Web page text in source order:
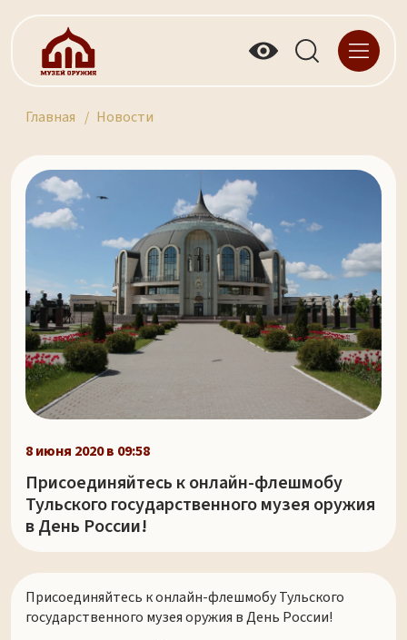
Главная Новости
8 июня 2020 в 09:58
Присоединяйтесь к онлайн-флешмобу
Тульского государственного музея оружия
в День России!
Присоединяйтесь к онлайн-флешмобу Тульского
государственного музея оружия в День России!